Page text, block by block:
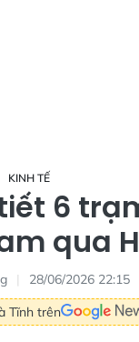
KINH TẾ
6
qua
28/06/2026 22:15
Tĩnh trên